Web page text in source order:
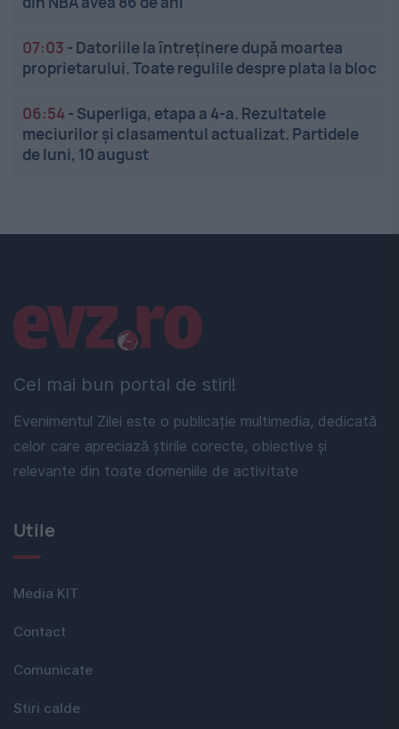
07:03 - Datoriile la întreținere după moartea
proprietarului. Toate regulile despre plata la bloc
06:54- Superliga, etapa a 4-a. Rezultatele
meciurilor și clasamentul actualizat. Partidele
de luni, 10 august
Cel mai bun portal de stiri!
Evenimentul Zilei este o publicație multimedia, dedicată
celor care apreciază știrile corecte, obiective și
relevante din toate domeniile de activitate
Linkuri utile
Utile
Media KIT
Contact
Comunicate
Stiri calde